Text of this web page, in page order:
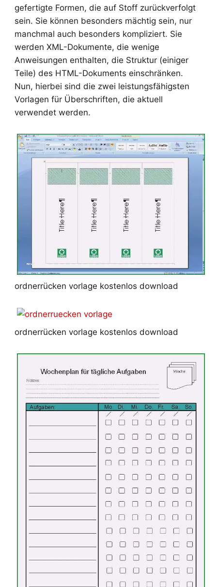
gefertigte Formen, die auf Stoff zurückverfolgt
sein. Sie können besonders mächtig sein, nur
manchmal auch besonders kompliziert. Sie
werden XML-Dokumente, die wenige
Anweisungen enthalten, die Struktur (einiger
Teile) des HTML-Dokuments einschränken.
Nun, hierbei sind die zwei leistungsfähigsten
Vorlagen für Überschriften, die aktuell
verwendet werden.
ordnerrücken vorlage kostenlos download
ordnerrücken vorlage kostenlos download